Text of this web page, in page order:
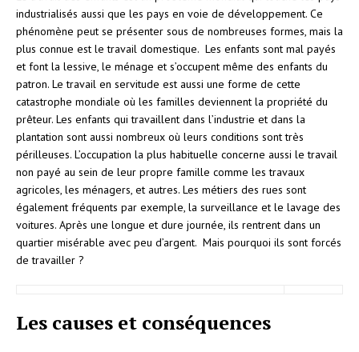
industrialisés aussi que les pays en voie de développement. Ce
phénomène peut se présenter sous de nombreuses formes, mais la
plus connue est le travail domestique. Les enfants sont mal payés
et font la lessive, le ménage et s’occupent même des enfants du
patron. Le travail en servitude est aussi une forme de cette
catastrophe mondiale où les familles deviennent la propriété du
prêteur. Les enfants qui travaillent dans l’industrie et dans la
plantation sont aussi nombreux où leurs conditions sont très
périlleuses. L’occupation la plus habituelle concerne aussi le travail
non payé au sein de leur propre famille comme les travaux
agricoles, les ménagers, et autres. Les métiers des rues sont
également fréquents par exemple, la surveillance et le lavage des
voitures. Après une longue et dure journée, ils rentrent dans un
quartier misérable avec peu d’argent. Mais pourquoi ils sont forcés
de travailler ?
Les causes et conséquences